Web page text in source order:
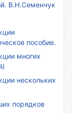
В.Н.Семенчук
пособие.
многих
нескольких
порядков